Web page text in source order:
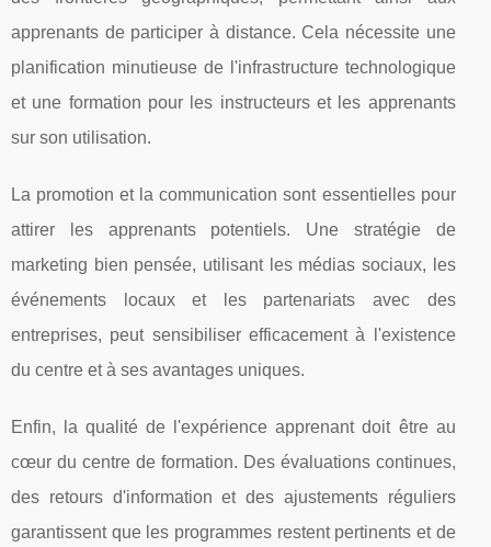
apprenants de participer à distance. Cela nécessite une
planification minutieuse de l'infrastructure technologique
et une formation pour les instructeurs et les apprenants
sur son utilisation.
La promotion et la communication sont essentielles pour
attirer les apprenants potentiels. Une stratégie de
marketing bien pensée, utilisant les médias sociaux, les
événements locaux et les partenariats avec des
entreprises, peut sensibiliser efficacement à l'existence
du centre et à ses avantages uniques.
Enfin, la qualité de l'expérience apprenant doit être au
cœur du centre de formation. Des évaluations continues,
des retours d'information et des ajustements réguliers
garantissent que les programmes restent pertinents et de